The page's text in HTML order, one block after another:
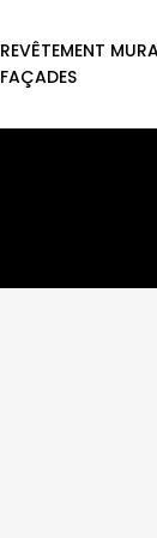
REVÊTEMENT
FAÇADES